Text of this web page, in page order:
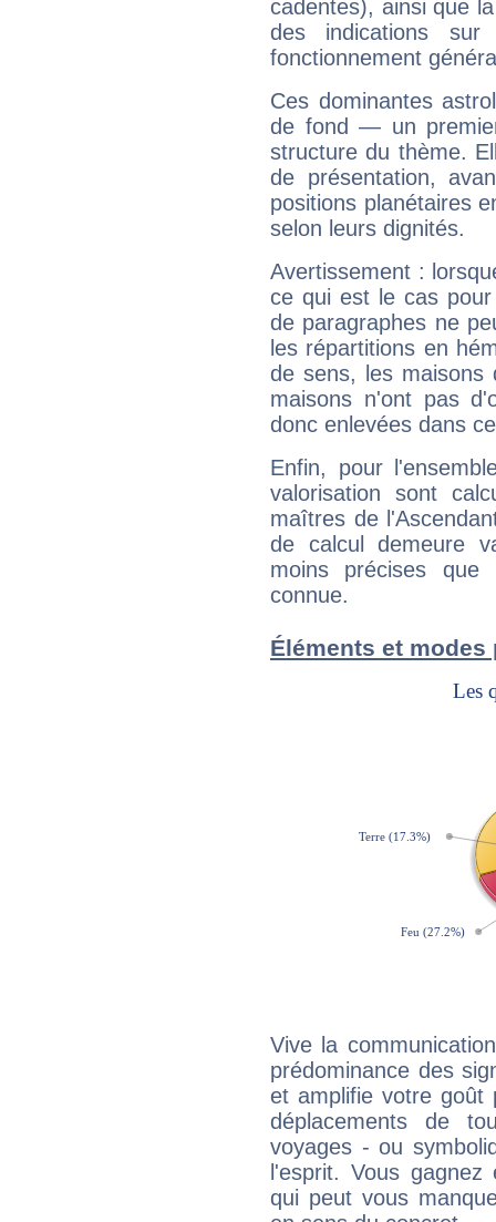
cadentes), ainsi que
des indications sur
fonctionnement
Ces dominantes
de fond — un
structure du thème.
de présentation,
positions planétaires
selon leurs dignités.
Avertissement :
ce qui est le cas
de paragraphes ne
les répartitions en
de sens, les maisons
maisons n'ont pas
donc enlevées dans
Enfin, pour
valorisation sont
maîtres de
de calcul demeure
moins précises que
connue.
Éléments et
Vive la
prédominance des
et amplifie votre goût
déplacements de
voyages - ou
l'esprit. Vous
qui peut vous